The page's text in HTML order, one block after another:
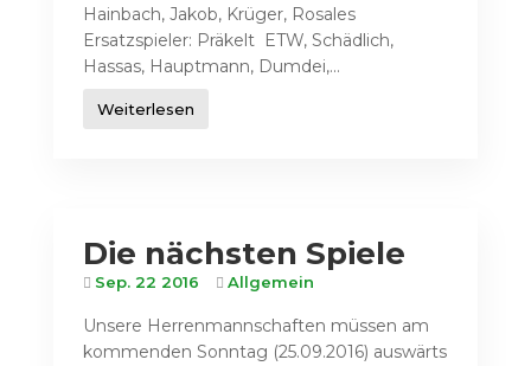
Hainbach, Jakob, Krüger, Rosales
Ersatzspieler: Präkelt ETW, Schädlich,
Hassas, Hauptmann, Dumdei,...
Weiterlesen
Die nächsten Spiele
Sep. 22 2016 Allgemein
Unsere Herrenmannschaften müssen am
kommenden Sonntag (25.09.2016) auswärts